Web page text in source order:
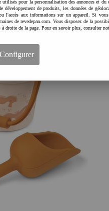
utilisés pour la personnalisation des annonces et du
développement de produits, les données de
l'accès aux informations sur un appareil. Si
de revedepan.com. Vous disposez de la
à droite de la page. Pour en savoir plus, consulter
Configurer